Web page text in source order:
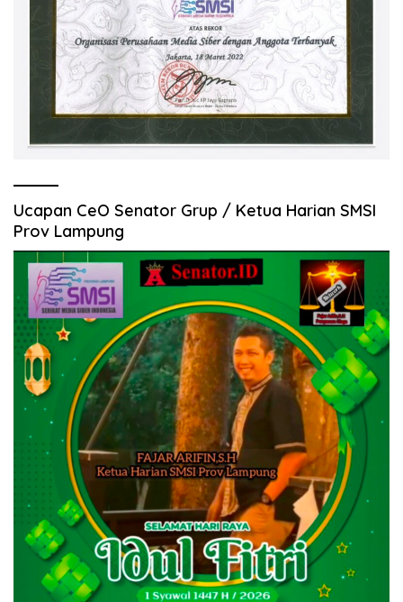
Ucapan CeO Senator Grup / Ketua Harian SMSI
Prov Lampung